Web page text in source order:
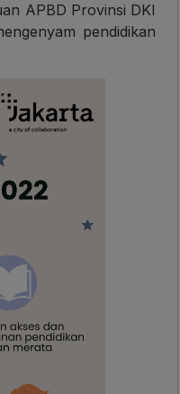
APBD Provinsi DKI
pendidikan